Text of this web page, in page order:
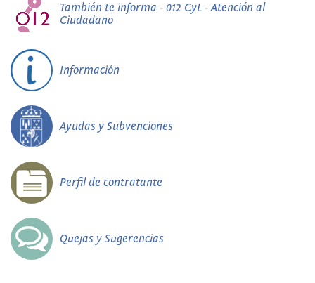
También te informa - 012 CyL - Atención al
Ciudadano
Información
Ayudas y Subvenciones
Perfil de contratante
Quejas y Sugerencias